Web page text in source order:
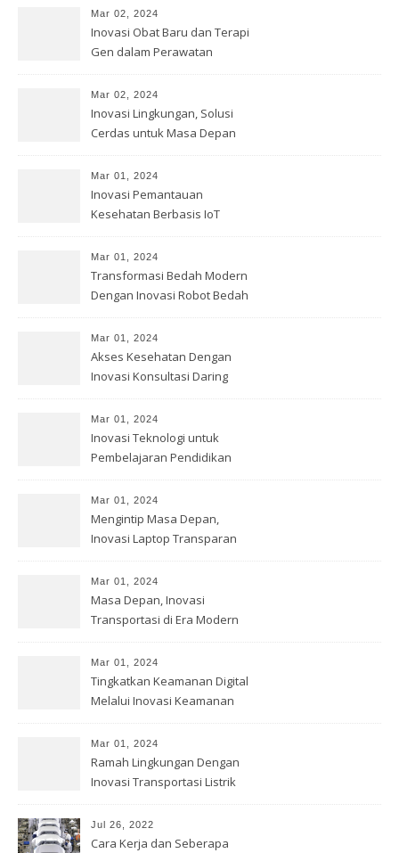
Mar 02, 2024
Inovasi Obat Baru dan Terapi
Gen dalam Perawatan
Mar 02, 2024
Inovasi Lingkungan, Solusi
Cerdas untuk Masa Depan
Mar 01, 2024
Inovasi Pemantauan
Kesehatan Berbasis IoT
Mar 01, 2024
Transformasi Bedah Modern
Dengan Inovasi Robot Bedah
Mar 01, 2024
Akses Kesehatan Dengan
Inovasi Konsultasi Daring
Mar 01, 2024
Inovasi Teknologi untuk
Pembelajaran Pendidikan
Mar 01, 2024
Mengintip Masa Depan,
Inovasi Laptop Transparan
Mar 01, 2024
Masa Depan, Inovasi
Transportasi di Era Modern
Mar 01, 2024
Tingkatkan Keamanan Digital
Melalui Inovasi Keamanan
Mar 01, 2024
Ramah Lingkungan Dengan
Inovasi Transportasi Listrik
Jul 26, 2022
Cara Kerja dan Seberapa